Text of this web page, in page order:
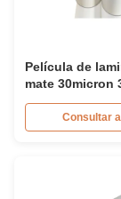
Película de
mate 30micron
para el
envases de lujo
Consultar